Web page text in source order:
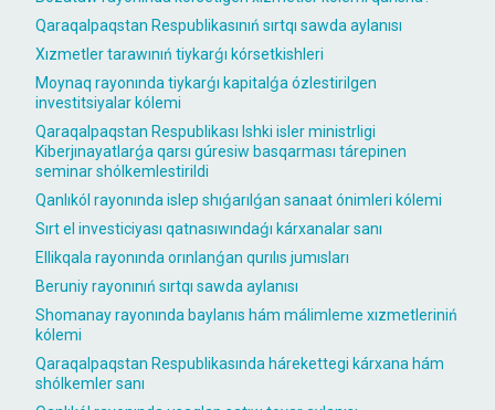
Qaraqalpaqstan Respublikasınıń sırtqı sawda aylanısı
Xızmetler tarawınıń tiykarǵı kórsetkishleri
Moynaq rayonında tiykarǵı kapitalǵa ózlestirilgen
investitsiyalar kólemi
Qaraqalpaqstan Respublikası Ishki isler ministrligi
Kiberjınayatlarǵa qarsı gúresiw basqarması tárepinen
seminar shólkemlestirildi
Qanlıkól rayonında islep shıǵarılǵan sanaat ónimleri kólemi
Sırt el investiciyası qatnasıwındaǵı kárxanalar sanı
Ellikqala rayonında orınlanǵan qurılıs jumısları
Beruniy rayonınıń sırtqı sawda aylanısı
Shomanay rayonında baylanıs hám málimleme xızmetleriniń
kólemi
Qaraqalpaqstan Respublikasında hárekettegi kárxana hám
shólkemler sanı